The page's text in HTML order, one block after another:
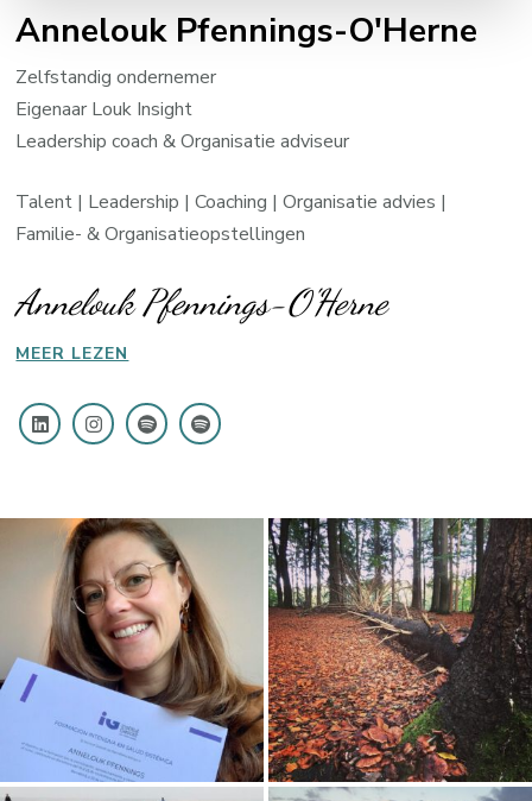
Annelouk Pfennings-O'Herne
Zelfstandig ondernemer
Eigenaar Louk Insight
Leadership coach & Organisatie adviseur
Talent | Leadership | Coaching | Organisatie advies |
Familie- & Organisatieopstellingen
Annelouk Pfennings-O'Herne
MEER LEZEN